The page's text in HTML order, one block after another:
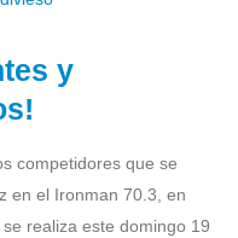
y
competidores que se
en el Ironman 70.3, en
realiza este domingo 19